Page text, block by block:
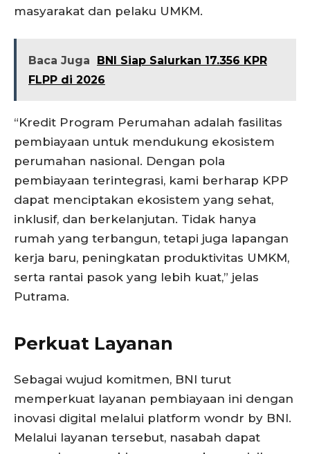
masyarakat dan pelaku UMKM.
Baca Juga
BNI Siap Salurkan 17.356 KPR
FLPP di 2026
“Kredit Program Perumahan adalah fasilitas
pembiayaan untuk mendukung ekosistem
perumahan nasional. Dengan pola
pembiayaan terintegrasi, kami berharap KPP
dapat menciptakan ekosistem yang sehat,
inklusif, dan berkelanjutan. Tidak hanya
rumah yang terbangun, tetapi juga lapangan
kerja baru, peningkatan produktivitas UMKM,
serta rantai pasok yang lebih kuat,” jelas
Putrama.
Perkuat Layanan
Sebagai wujud komitmen, BNI turut
memperkuat layanan pembiayaan ini dengan
inovasi digital melalui platform wondr by BNI.
Melalui layanan tersebut, nasabah dapat